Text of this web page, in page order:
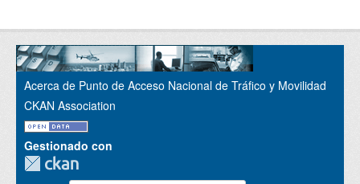
Acerca de Punto de Acceso Nacional de Tráfico y Movilidad
CKAN Association
Gestionado con